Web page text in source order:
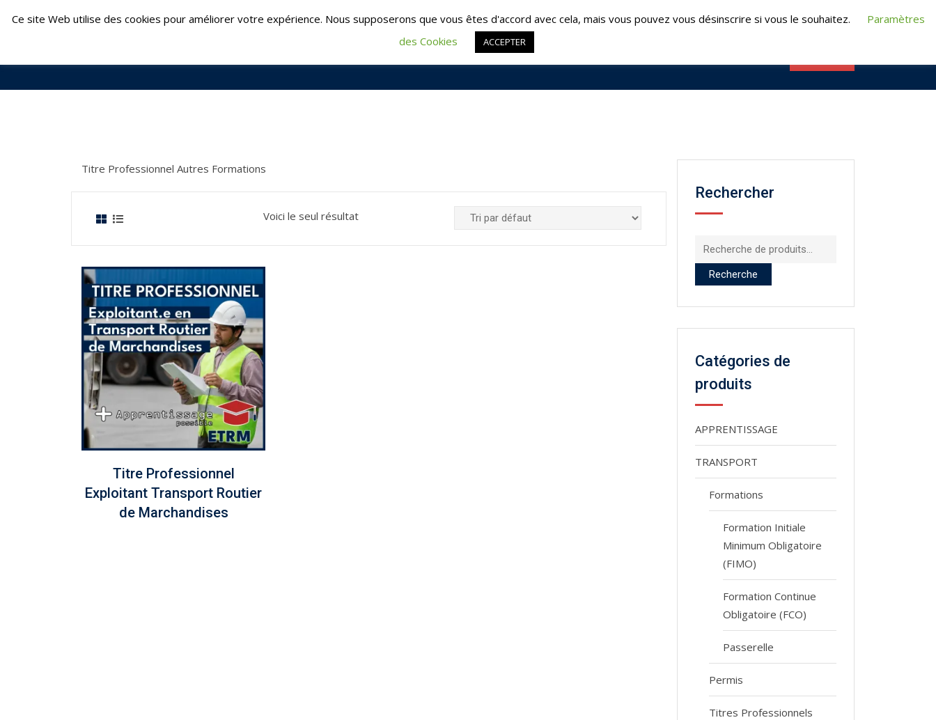
Fontenay-le-Comte : 02 51 69 22 24 | Fougeré : 02 51 09 95 95 | Les Herbiers : 02 51 57 57 64 contact@turpeauformation.fr
Titre Professionnel Autres Formations
Voici le seul résultat
Titre Professionnel
Exploitant Transport Routier
de Marchandises
Rechercher
Recherche
pour :
Recherche
Catégories de
produits
APPRENTISSAGE
TRANSPORT
Formations
Formation Initiale
Minimum Obligatoire
(FIMO)
Formation Continue
Obligatoire (FCO)
Passerelle
Permis
Titres Professionnels
Ce site Web utilise des cookies pour améliorer votre expérience. Nous supposerons que vous êtes d'accord avec cela, mais vous pouvez vous désinscrire si vous le souhaitez.
Paramètres
des Cookies
ACCEPTER